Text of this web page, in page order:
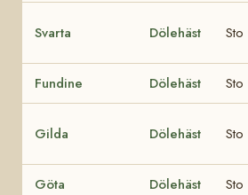
Svarta Dölehäst Sto
Fundine Dölehäst Sto
Gilda Dölehäst Sto
Göta Dölehäst Sto